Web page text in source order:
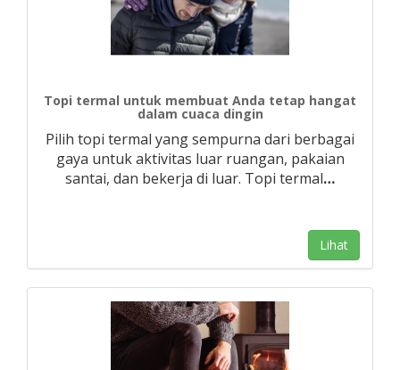
Topi termal untuk membuat Anda tetap hangat
dalam cuaca dingin
Pilih topi termal yang sempurna dari berbagai
gaya untuk aktivitas luar ruangan, pakaian
santai, dan bekerja di luar. Topi termal…
Lihat